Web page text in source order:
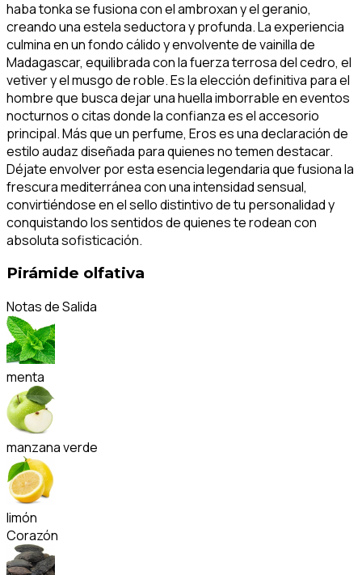
haba tonka se fusiona con el ambroxan y el geranio,
creando una estela seductora y profunda. La experiencia
culmina en un fondo cálido y envolvente de vainilla de
Madagascar, equilibrada con la fuerza terrosa del cedro, el
vetiver y el musgo de roble. Es la elección definitiva para el
hombre que busca dejar una huella imborrable en eventos
nocturnos o citas donde la confianza es el accesorio
principal. Más que un perfume, Eros es una declaración de
estilo audaz diseñada para quienes no temen destacar.
Déjate envolver por esta esencia legendaria que fusiona la
frescura mediterránea con una intensidad sensual,
convirtiéndose en el sello distintivo de tu personalidad y
conquistando los sentidos de quienes te rodean con
absoluta sofisticación.
Pirámide olfativa
Notas de Salida
menta
manzana verde
limón
Corazón